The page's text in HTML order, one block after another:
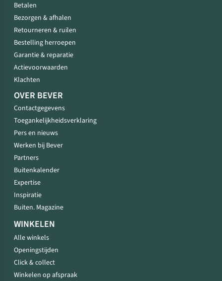
Betalen
Bezorgen & afhalen
Retourneren & ruilen
Bestelling herroepen
Garantie & reparatie
Actievoorwaarden
Klachten
OVER BEVER
Contactgegevens
Toegankelijkheidsverklaring
Pers en nieuws
Werken bij Bever
Partners
Buitenkalender
Expertise
Inspiratie
Buiten. Magazine
WINKELEN
Alle winkels
Openingstijden
Click & collect
Winkelen op afspraak